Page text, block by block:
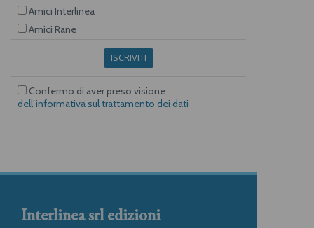
Amici Interlinea
Amici Rane
ISCRIVITI
Confermo di aver preso visione
dell’informativa sul trattamento dei dati
Interlinea srl edizioni